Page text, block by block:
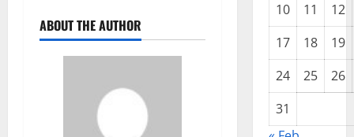
ABOUT THE AUTHOR
10
11
12
17
18
19
24
25
26
31